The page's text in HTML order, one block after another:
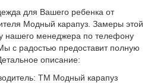
для Вашего ребенка от
Модный карапуз. Замеры этой
нашего менеджера по телефону
с радостью предоставит полную
описание:
ТМ Модный карапуз